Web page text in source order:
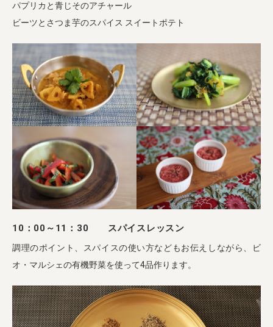
パプリカと青じそのアチャール
ビーツとさつま芋のスパイス スイートポテト
10：00～11：30 スパイスレッスン
調理のポイント、スパイスの使い方などもお伝えしながら、ビ
オ・マルシェの有機野菜を使って4品作ります。